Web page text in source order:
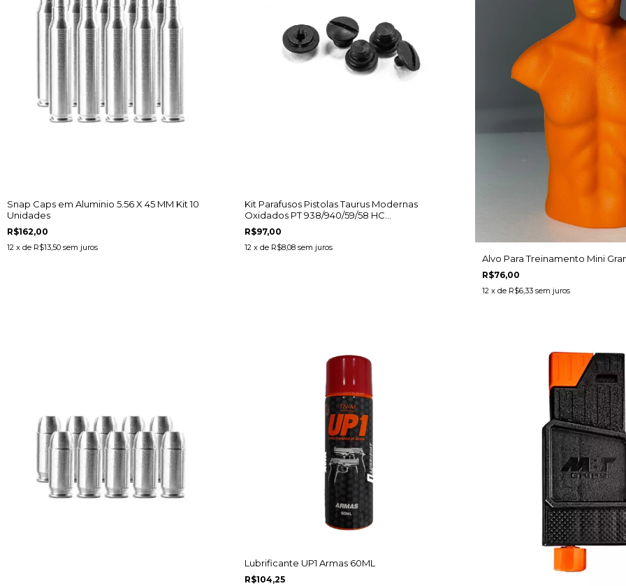
Snap Caps em Aluminio 5.56 X 45 MM Kit 10
Unidades
R$162,00
12 x de R$13,50 sem juros
Kit Parafusos Pistolas Taurus Modernas
Oxidados PT 938/940/59/58 HC
PLUS/92/100/101/917
R$97,00
12 x de R$8,08 sem juros
Alvo Para Treinamento Mini
R$76,00
12 x de R$6,33 sem juros
Lubrificante UP1 Armas 60ML
R$104,25